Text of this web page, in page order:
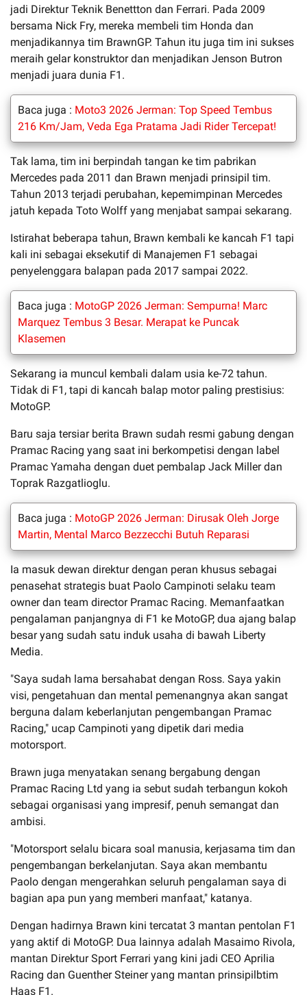
jadi Direktur Teknik Benettton dan Ferrari. Pada 2009
bersama Nick Fry, mereka membeli tim Honda dan
menjadikannya tim BrawnGP. Tahun itu juga tim ini sukses
meraih gelar konstruktor dan menjadikan Jenson Butron
menjadi juara dunia F1.
Baca juga : Moto3 2026 Jerman: Top Speed Tembus
216 Km/Jam, Veda Ega Pratama Jadi Rider Tercepat!
Tak lama, tim ini berpindah tangan ke tim pabrikan
Mercedes pada 2011 dan Brawn menjadi prinsipil tim.
Tahun 2013 terjadi perubahan, kepemimpinan Mercedes
jatuh kepada Toto Wolff yang menjabat sampai sekarang.
Istirahat beberapa tahun, Brawn kembali ke kancah F1 tapi
kali ini sebagai eksekutif di Manajemen F1 sebagai
penyelenggara balapan pada 2017 sampai 2022.
Baca juga : MotoGP 2026 Jerman: Sempurna! Marc
Marquez Tembus 3 Besar. Merapat ke Puncak
Klasemen
Sekarang ia muncul kembali dalam usia ke-72 tahun.
Tidak di F1, tapi di kancah balap motor paling prestisius:
MotoGP.
Baru saja tersiar berita Brawn sudah resmi gabung dengan
Pramac Racing yang saat ini berkompetisi dengan label
Pramac Yamaha dengan duet pembalap Jack Miller dan
Toprak Razgatlioglu.
Baca juga : MotoGP 2026 Jerman: Dirusak Oleh Jorge
Martin, Mental Marco Bezzecchi Butuh Reparasi
Ia masuk dewan direktur dengan peran khusus sebagai
penasehat strategis buat Paolo Campinoti selaku team
owner dan team director Pramac Racing. Memanfaatkan
pengalaman panjangnya di F1 ke MotoGP, dua ajang balap
besar yang sudah satu induk usaha di bawah Liberty
Media.
"Saya sudah lama bersahabat dengan Ross. Saya yakin
visi, pengetahuan dan mental pemenangnya akan sangat
berguna dalam keberlanjutan pengembangan Pramac
Racing," ucap Campinoti yang dipetik dari media
motorsport.
Brawn juga menyatakan senang bergabung dengan
Pramac Racing Ltd yang ia sebut sudah terbangun kokoh
sebagai organisasi yang impresif, penuh semangat dan
ambisi.
"Motorsport selalu bicara soal manusia, kerjasama tim dan
pengembangan berkelanjutan. Saya akan membantu
Paolo dengan mengerahkan seluruh pengalaman saya di
bagian apa pun yang memberi manfaat," katanya.
Dengan hadirnya Brawn kini tercatat 3 mantan pentolan F1
yang aktif di MotoGP. Dua lainnya adalah Masaimo Rivola,
mantan Direktur Sport Ferrari yang kini jadi CEO Aprilia
Racing dan Guenther Steiner yang mantan prinsipilbtim
Haas F1.